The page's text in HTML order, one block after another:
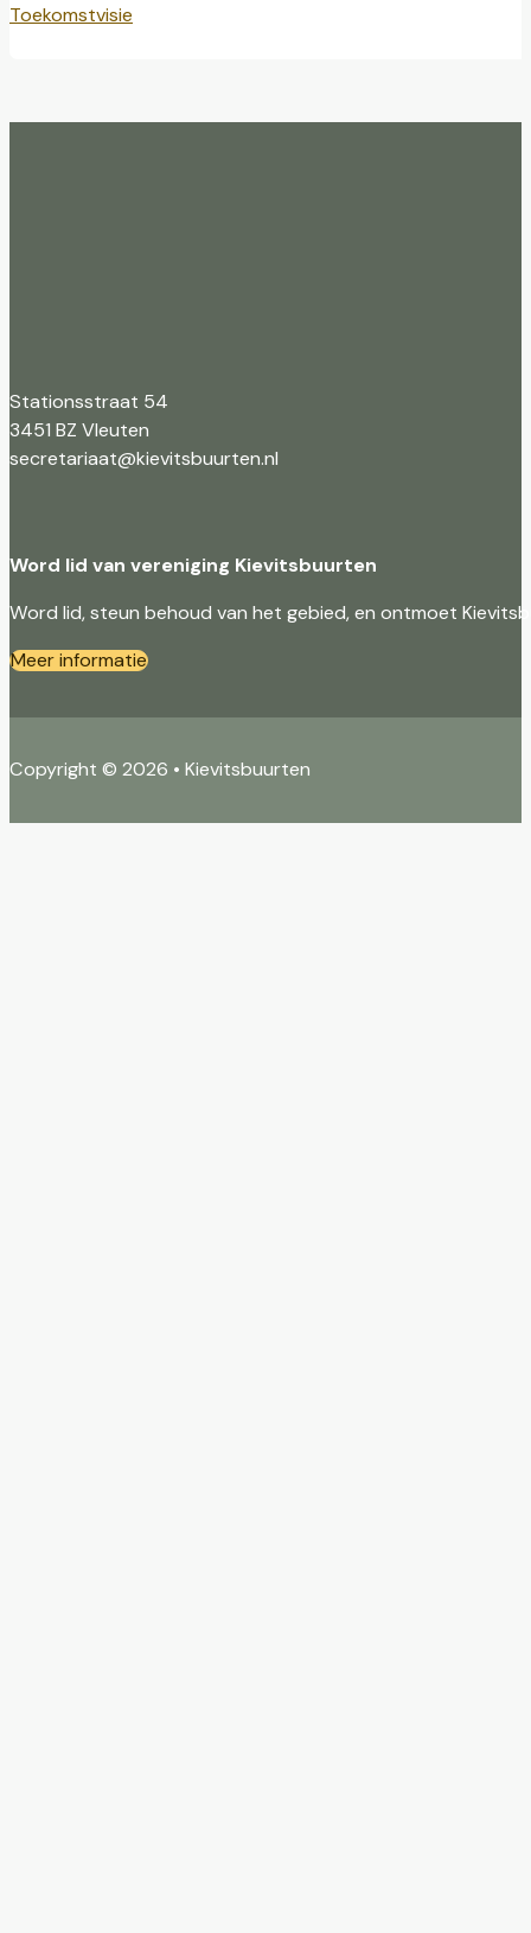
Toekomstvisie
Stationsstraat 54
3451 BZ Vleuten
secretariaat@kievitsbuurten.nl
Word lid van vereniging Kievitsbuurten
Word lid, steun behoud van het gebied, en ontmoet
Meer informatie
Copyright © 2026 • Kievitsbuurten